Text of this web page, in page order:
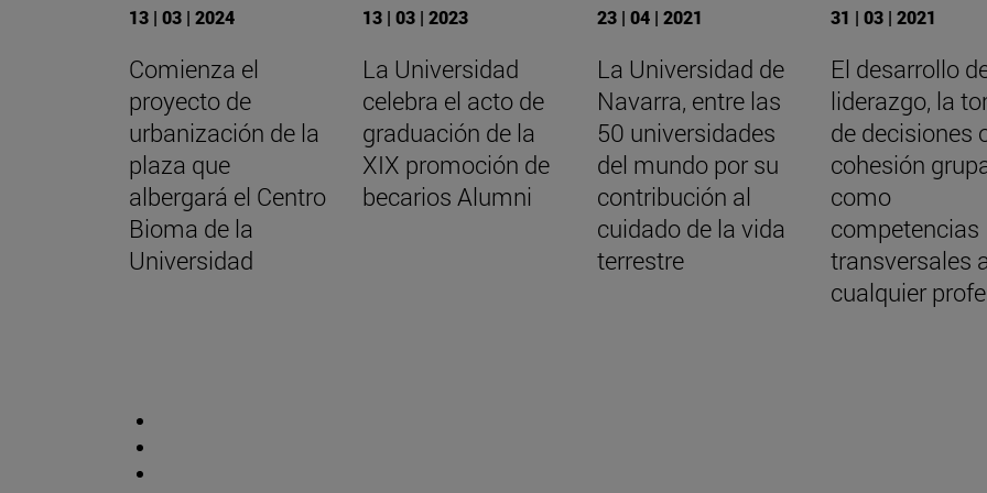
13 | 03 | 2024
Comienza el
proyecto de
urbanización de la
plaza que
albergará el Centro
Bioma de la
Universidad
13 | 03 | 2023
La Universidad
celebra el acto de
graduación de la
XIX promoción de
becarios Alumni
23 | 04 | 2021
La Universidad de
Navarra, entre las
50 universidades
del mundo por su
contribución al
cuidado de la vida
terrestre
31 | 03 | 2021
El desarrollo
liderazgo, la
de decisiones
cohesión
como
competencias
transversales
cualquier